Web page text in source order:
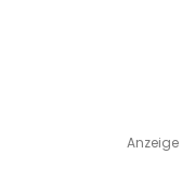
Anzeige